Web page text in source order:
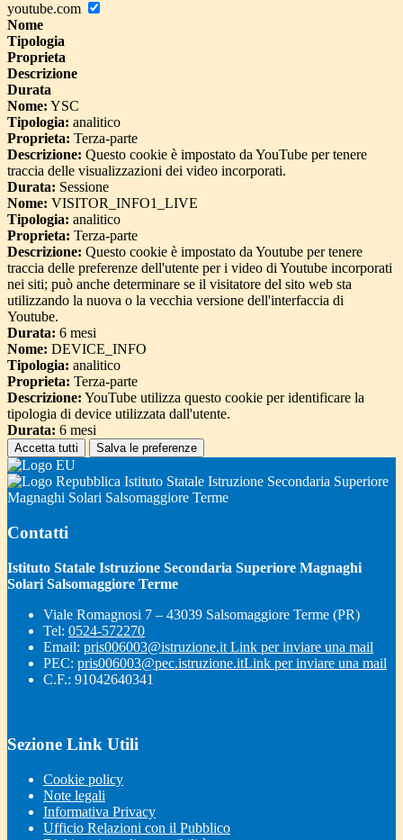
youtube.com
Nome
Tipologia
Proprieta
Descrizione
Durata
Nome: YSC
Tipologia: analitico
Proprieta: Terza-parte
Descrizione: Questo cookie è impostato da YouTube per tenere
traccia delle visualizzazioni dei video incorporati.
Durata: Sessione
Nome: VISITOR_INFO1_LIVE
Tipologia: analitico
Proprieta: Terza-parte
Descrizione: Questo cookie è impostato da Youtube per tenere
traccia delle preferenze dell'utente per i video di Youtube incorporati
nei siti; può anche determinare se il visitatore del sito web sta
utilizzando la nuova o la vecchia versione dell'interfaccia di
Youtube.
Durata: 6 mesi
Nome: DEVICE_INFO
Tipologia: analitico
Proprieta: Terza-parte
Descrizione: YouTube utilizza questo cookie per identificare la
tipologia di device utilizzata dall'utente.
Durata: 6 mesi
Accetta tutti Salva le preferenze
Istituto Statale Istruzione Secondaria Superiore
Magnaghi Solari Salsomaggiore Terme
Contatti
Istituto Statale Istruzione Secondaria Superiore Magnaghi
Solari Salsomaggiore Terme
Viale Romagnosi 7 – 43039 Salsomaggiore Terme (PR)
Tel: 0524-572270
Email: pris006003@istruzione.it Link per inviare una mail
PEC: pris006003@pec.istruzione.itLink per inviare una mail
C.F.: 91042640341
Sezione Link Utili
Cookie policy
Note legali
Informativa Privacy
Ufficio Relazioni con il Pubblico